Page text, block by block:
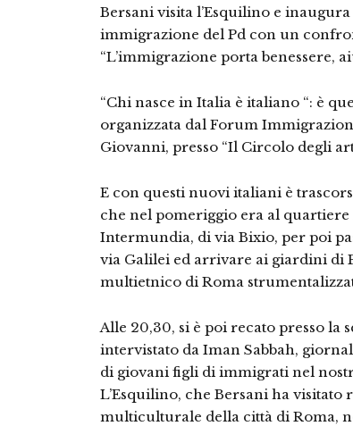
Bersani visita l’Esquilino e
immigrazione del Pd con un
“L’immigrazione porta benessere,
“Chi nasce in Italia è italiano “: è
organizzata dal Forum
Giovanni, presso “Il Circolo degli
E con questi nuovi italiani è
che nel pomeriggio era al
Intermundia, di via Bixio, per poi
via Galilei ed arrivare ai giardini di
multietnico di Roma
Alle 20,30, si è poi recato presso la
intervistato da Iman Sabbah,
di giovani figli di immigrati nel
L’Esquilino, che Bersani ha
multiculturale della città di Roma,